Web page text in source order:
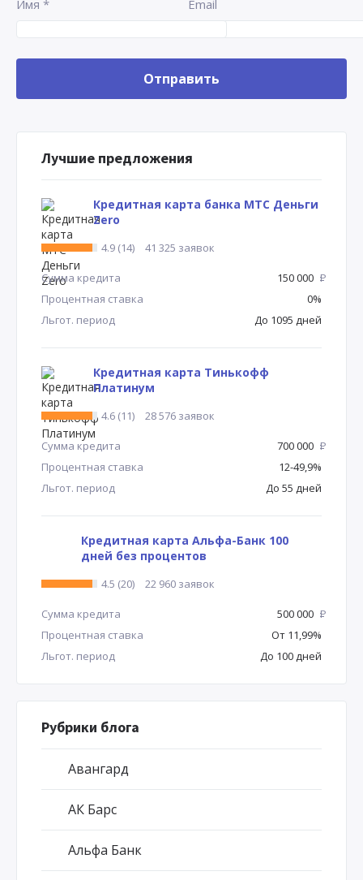
Имя * Email
Лучшие предложения
Кредитная карта банка МТС Деньги
Zero
4.9 (14) 41 325 заявок
Сумма кредита 150 000 Р
Процентная ставка
0%
Льгот. период
До 1095 дней
Кредитная карта Тинькофф
Платинум
4.6 (11) 28 576 заявок
Сумма кредита 700 000 Р
Процентная ставка
12-49,9%
Льгот. период
До 55 дней
Кредитная карта Альфа-Банк 100
дней без процентов
4.5 (20) 22 960 заявок
Сумма кредита 500 000 Р
Процентная ставка
От 11,99%
Льгот. период
До 100 дней
Рубрики блога
Авангард
АК Барс
Альфа Банк